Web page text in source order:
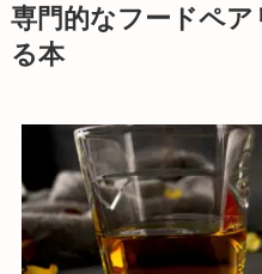
専門的なフードペ
る本